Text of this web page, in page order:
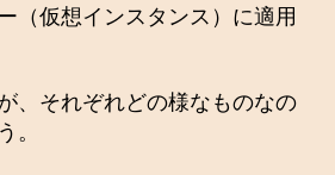
（仮想インスタンス）に適用
、それぞれどの様なものなの
。